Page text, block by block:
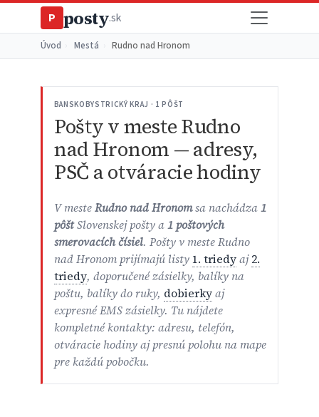
P posty.sk
Úvod Mestá Rudno nad Hronom
BANSKOBYSTRICKÝ KRAJ · 1 PÔŠT
Pošty v meste Rudno
nad Hronom — adresy,
PSČ a otváracie hodiny
V mesteRudno nad Hronomsa nachádza1
pôštSlovenskej pošty a1 poštových
smerovacích čísiel. Pošty v meste Rudno
nad Hronom prijímajú listy 1. triedyaj2.
triedy, doporučené zásielky, balíky na
poštu, balíky do ruky, dobierkyaj
expresné EMS zásielky. Tu nájdete
kompletné kontakty: adresu, telefón,
otváracie hodiny aj presnú polohu na mape
pre každú pobočku.